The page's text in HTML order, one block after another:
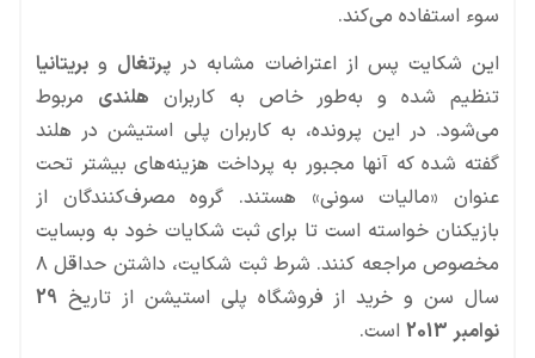
سوء استفاده می‌کند.
این شکایت پس از اعتراضات مشابه در پرتغال و بریتانیا
تنظیم شده و به‌طور خاص به کاربران هلندی مربوط
می‌شود. در این پرونده، به کاربران پلی استیشن در هلند
گفته شده که آنها مجبور به پرداخت هزینه‌های بیشتر تحت
عنوان «مالیات سونی» هستند. گروه مصرف‌کنندگان از
بازیکنان خواسته است تا برای ثبت شکایات خود به وبسایت
مخصوص مراجعه کنند. شرط ثبت شکایت، داشتن حداقل ۸
سال سن و خرید از فروشگاه پلی استیشن از تاریخ 29
نوامبر 2013
است.